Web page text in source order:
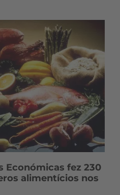
Económicas fez 230
alimentícios nos